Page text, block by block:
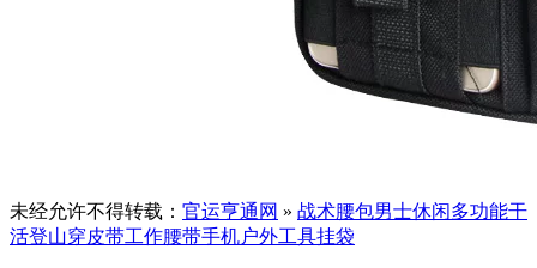
未经允许不得转载： 官运亨通网 » 战术腰包男士休闲多功能干
活登山穿皮带工作腰带手机户外工具挂袋